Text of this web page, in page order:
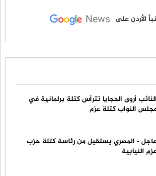
الأردن على
النائب أروى الحجايا تترأس كتلة برلمانية في
النواب كتلة عزم
- المصري يستقيل من رئاسة كتلة حزب
النيابية